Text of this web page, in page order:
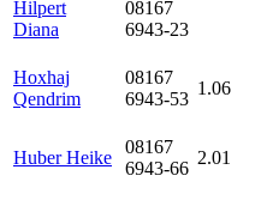
Hilpert
Diana
08167
6943-23
Hoxhaj
Qendrim
08167
6943-53
1.06
Huber Heike
08167
6943-66
2.01